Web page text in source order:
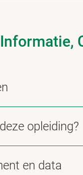
opleiding?
en data